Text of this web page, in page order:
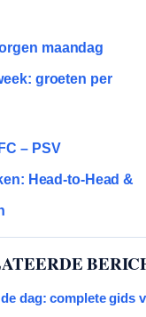
maandag
groeten per
– PSV
Head-to-Head &
dag: complete gids